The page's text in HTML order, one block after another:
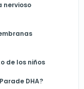
nervioso
de los niños
DHA?